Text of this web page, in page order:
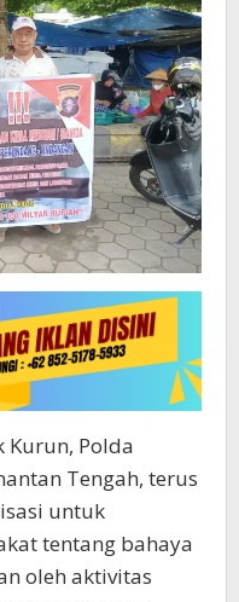
Kurun, Polda
Tengah, terus
untuk
tentang bahaya
oleh aktivitas